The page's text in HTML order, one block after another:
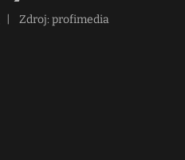
Zdroj: profimedia